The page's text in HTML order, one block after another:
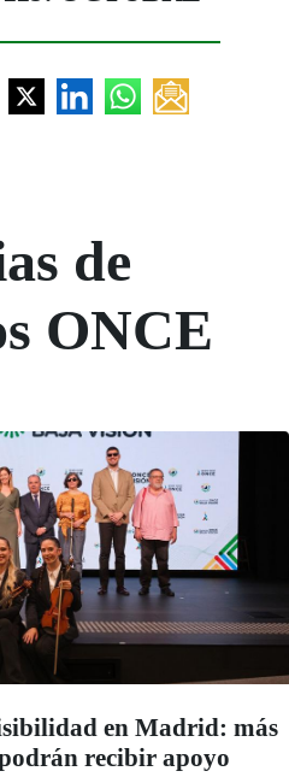
de
ONCE
en Madrid: más
recibir apoyo